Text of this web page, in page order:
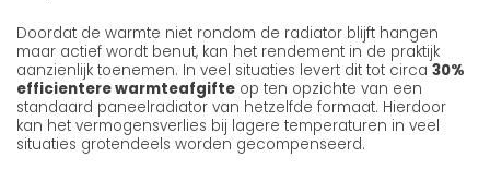
Doordat de warmte niet rondom de radiator blijft hangen
maar actief wordt benut, kan het rendement in de praktijk
aanzienlijk toenemen. In veel situaties levert dit tot circa 30%
efficientere warmteafgifte op ten opzichte van een
standaard paneelradiator van hetzelfde formaat. Hierdoor
kan het vermogensverlies bij lagere temperaturen in veel
situaties grotendeels worden gecompenseerd.